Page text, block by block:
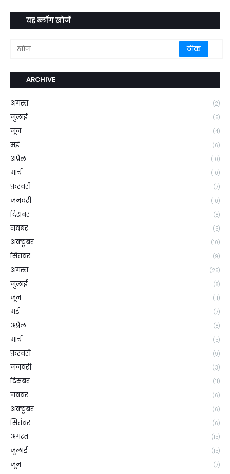
यह ब्लॉग खोजें
ARCHIVE
अगस्त (2)
जुलाई (5)
जून (4)
मई (6)
अप्रैल (10)
मार्च (10)
फ़रवरी (7)
जनवरी (10)
दिसंबर (8)
नवंबर (5)
अक्टूबर (10)
सितंबर (9)
अगस्त (25)
जुलाई (8)
जून (11)
मई (7)
अप्रैल (8)
मार्च (5)
फ़रवरी (9)
जनवरी (3)
दिसंबर (11)
नवंबर (6)
अक्टूबर (6)
सितंबर (6)
अगस्त (15)
जुलाई (15)
जून (7)